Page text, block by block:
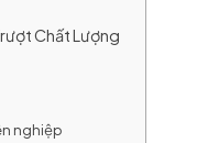
Chất Lượng
nghiệp